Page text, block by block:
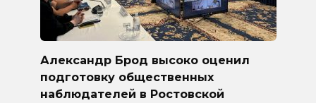
Александр Брод высоко оценил
подготовку общественных
наблюдателей в Ростовской